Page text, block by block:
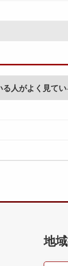
る人がよく見て
地